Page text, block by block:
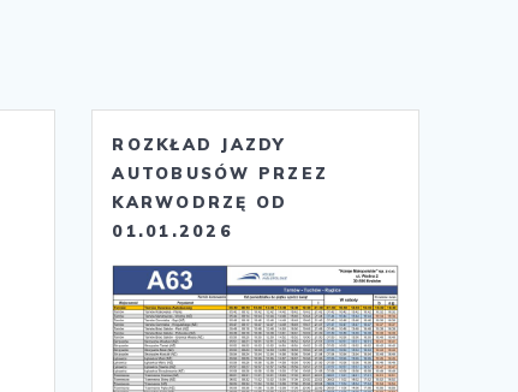
ROZKŁAD JAZDY
AUTOBUSÓW PRZEZ
KARWODRZĘ OD
01.01.2026